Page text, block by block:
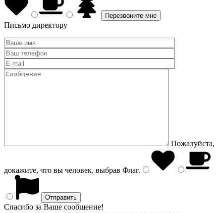
Письмо директору
Пожалуйста,
докажите, что вы человек, выбрав Флаг.
Спасибо за Ваше сообщение!